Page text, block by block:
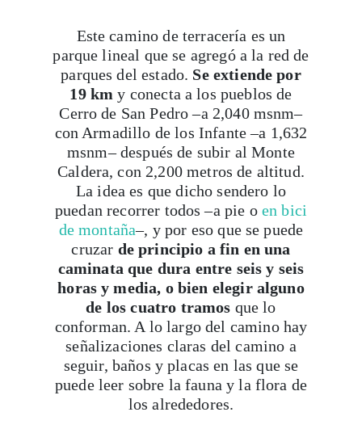
Este camino de terracería es un
parque lineal que se agregó a la red de
parques del estado. Se extiende por
19 km y conecta a los pueblos de
Cerro de San Pedro –a 2,040 msnm–
con Armadillo de los Infante –a 1,632
msnm– después de subir al Monte
Caldera, con 2,200 metros de altitud.
La idea es que dicho sendero lo
puedan recorrer todos –a pie o en bici
de montaña–, y por eso que se puede
cruzar de principio a fin en una
caminata que dura entre seis y seis
horas y media, o bien elegir alguno
de los cuatro tramos que lo
conforman. A lo largo del camino hay
señalizaciones claras del camino a
seguir, baños y placas en las que se
puede leer sobre la fauna y la flora de
los alrededores.